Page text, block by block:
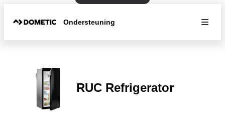
Ondersteuning
RUC Refrigerator